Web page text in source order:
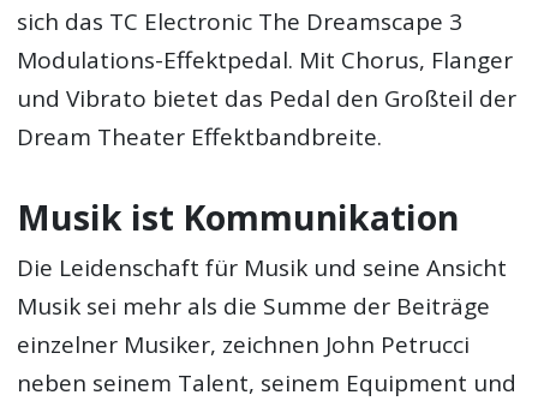
sich das TC Electronic The Dreamscape 3
Modulations-Effektpedal. Mit Chorus, Flanger
und Vibrato bietet das Pedal den Großteil der
Dream Theater Effektbandbreite.
Musik ist Kommunikation
Die Leidenschaft für Musik und seine Ansicht
Musik sei mehr als die Summe der Beiträge
einzelner Musiker, zeichnen John Petrucci
neben seinem Talent, seinem Equipment und